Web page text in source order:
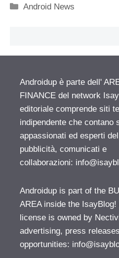
Categorie
Android News
Androidup è parte dell'
FINANCE del network
editoriale comprende siti
indipendente che contano
appassionati ed esperti
pubblicità, comunicati e
collaborazioni:
Androidup is part of the
AREA inside the
license is owned by
advertising, press
opportunities: